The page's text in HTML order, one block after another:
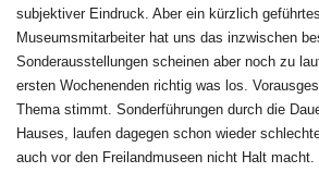
subjektiver Eindruck. Aber ein kürzlich
Museumsmitarbeiter hat uns das inzwischen
Sonderausstellungen scheinen aber noch zu
ersten Wochenenden richtig was los.
Thema stimmt. Sonderführungen durch die
Hauses, laufen dagegen schon wieder
auch vor den Freilandmuseen nicht Halt macht.